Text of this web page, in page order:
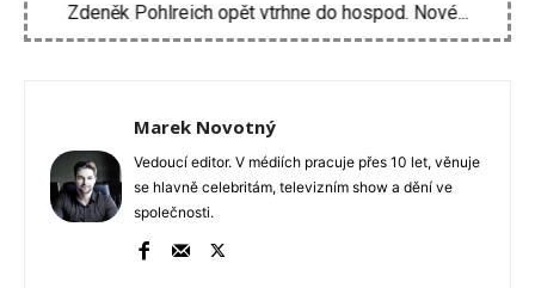
Zdeněk Pohlreich opět vtrhne do hospod. Nové...
Marek Novotný
Vedoucí editor. V médiích pracuje přes 10 let, věnuje
se hlavně celebritám, televizním show a dění ve
společnosti.